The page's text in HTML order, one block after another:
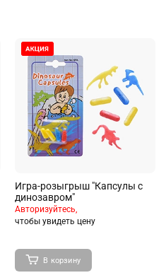
Игра-розыгрыш "Капсулы с
динозавром"
Авторизуйтесь,
чтобы увидеть цену
В корзину